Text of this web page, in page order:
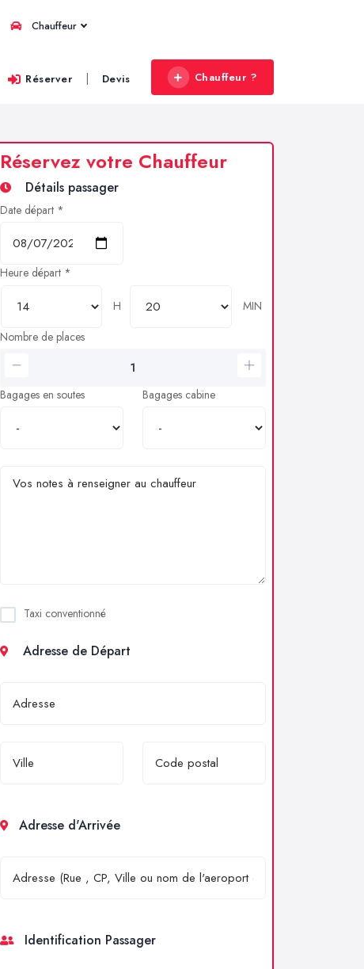
Chauffeur
Réserver | Devis Chauffeur ?
Réservez votre Chauffeur
Détails passager
Date départ *
Heure départ *
H
MIN
Nombre de places
Bagages en soutes Bagages cabine
Taxi conventionné
Adresse de Départ
Adresse d'Arrivée
Identification Passager